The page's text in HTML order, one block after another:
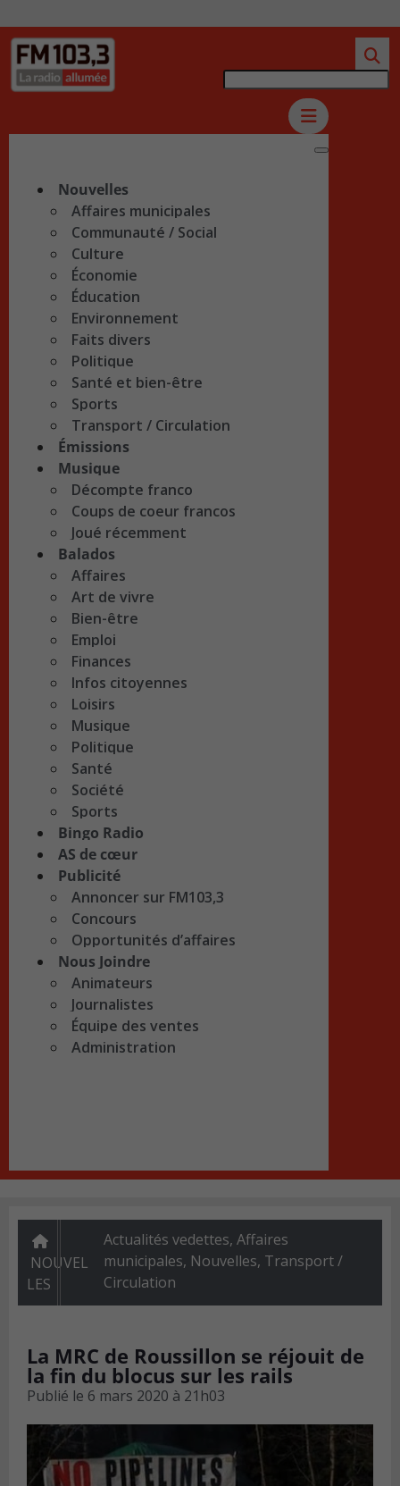
Nouvelles
Affaires municipales
Communauté / Social
Culture
Économie
Éducation
Environnement
Faits divers
Politique
Santé et bien-être
Sports
Transport / Circulation
Émissions
Musique
Décompte franco
Coups de coeur francos
Joué récemment
Balados
Affaires
Art de vivre
Bien-être
Emploi
Finances
Infos citoyennes
Loisirs
Musique
Politique
Santé
Société
Sports
Bingo Radio
AS de cœur
Publicité
Annoncer sur FM103,3
Concours
Opportunités d’affaires
Nous Joindre
Animateurs
Journalistes
Équipe des ventes
Administration
NOUVEL
LES
Actualités vedettes,Affaires
municipales, Nouvelles, Transport /
Circulation
La MRC de Roussillon se réjouit de
la fin du blocus sur les rails
Publié le 6 mars 2020 à 21h03